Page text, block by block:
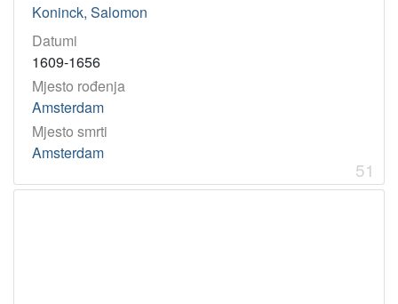
Koninck, Salomon
Datumi
1609-1656
Mjesto rođenja
Amsterdam
Mjesto smrti
Amsterdam
51